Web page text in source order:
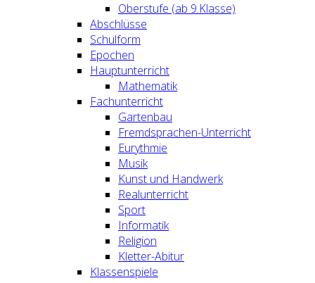
Oberstufe (ab 9.Klasse)
Abschlüsse
Schulform
Epochen
Hauptunterricht
Mathematik
Fachunterricht
Gartenbau
Fremdsprachen-Unterricht
Eurythmie
Musik
Kunst und Handwerk
Realunterricht
Sport
Informatik
Religion
Kletter-Abitur
Klassenspiele